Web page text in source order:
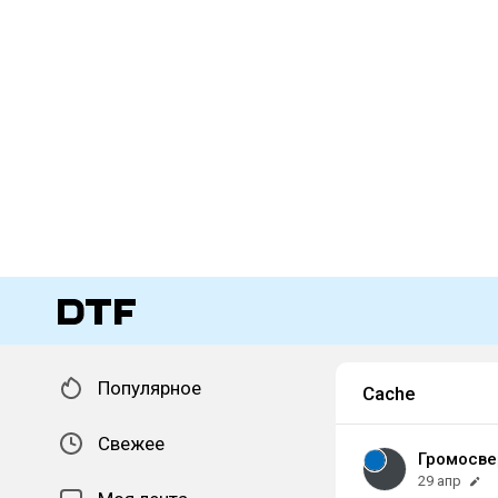
Популярное
Свежее
Cache
29 апр